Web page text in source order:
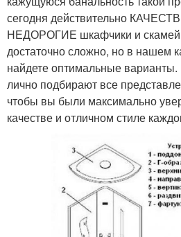
сегодня действительно
НЕДОРОГИЕ шкафчики и
достаточно сложно, но в нашем
найдете оптимальные
лично подбирают все
чтобы вы были максимально
качестве и отличном стиле